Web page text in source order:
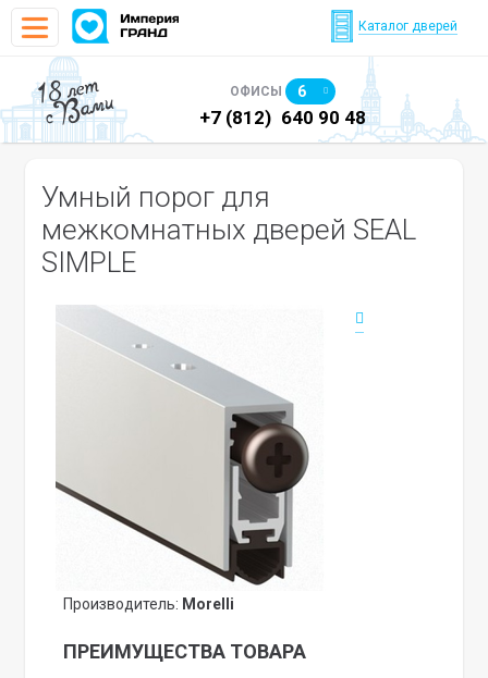
Каталог дверей
18 лет
с Вами ОФИСЫ 6
640 90 48 +7 (812) 640 90 48
Умный порог для
межкомнатных дверей SEAL
SIMPLE
Производитель: Morelli
ПРЕИМУЩЕСТВА ТОВАРА